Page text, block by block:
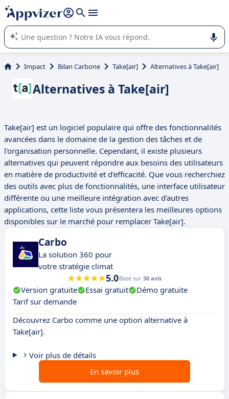
répondre (plusieurs lignes avec
L'IA de Appvizer vous guide dans l'utilisation ou la sélection de
logiciel SaaS en entreprise.
Impact Bilan Carbone Take[air] Alternatives à Take[air]
Alternatives à Take[air]
Take[air] est un logiciel populaire qui offre des fonctionnalités
avancées dans le domaine de la gestion des tâches et de
l'organisation personnelle. Cependant, il existe plusieurs
alternatives qui peuvent répondre aux besoins des utilisateurs
en matière de productivité et d'efficacité. Que vous recherchiez
des outils avec plus de fonctionnalités, une interface utilisateur
différente ou une meilleure intégration avec d'autres
applications, cette liste vous présentera les meilleures options
disponibles sur le marché pour remplacer Take[air].
Carbo
La solution 360 pour
votre stratégie climat
5.0Basé sur 30 avis
Version gratuite Essai gratuit
Démo gratuite
Tarif sur demande
Découvrez Carbo comme une option alternative à
Take[air].
Voir plus de détails
En savoir plus